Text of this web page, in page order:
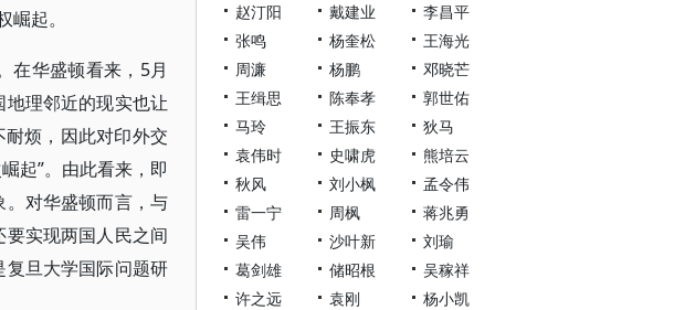
起。
在华盛顿看来，5月
理邻近的现实也让
烦，因此对印外交
起”。由此看来，即
对华盛顿而言，与
实现两国人民之间
旦大学国际问题研
赵汀阳
戴建业
李昌平
张鸣
杨奎松
王海光
周濂
杨鹏
邓晓芒
王缉思
陈奉孝
郭世佑
马玲
王振东
狄马
袁伟时
史啸虎
熊培云
秋风
刘小枫
孟令伟
雷一宁
周枫
蒋兆勇
吴伟
沙叶新
刘瑜
葛剑雄
储昭根
吴稼祥
许之远
袁刚
杨小凯